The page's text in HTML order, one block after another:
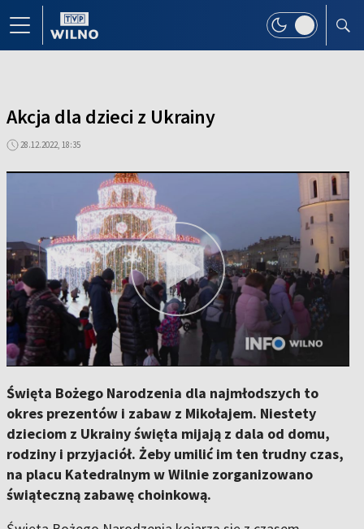
Akcja dla dzieci z Ukrainy
28.12.2022, 18:35
Święta Bożego Narodzenia dla najmłodszych to
okres prezentów i zabaw z Mikołajem. Niestety
dzieciom z Ukrainy święta mijają z dala od domu,
rodziny i przyjaciół. Żeby umilić im ten trudny czas,
na placu Katedralnym w Wilnie zorganizowano
świąteczną zabawę choinkową.